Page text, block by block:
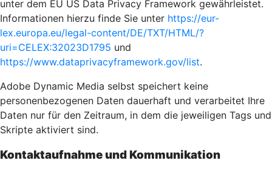
unter dem EU US Data Privacy Framework gewährleistet.
Informationen hierzu finde Sie unter https://eur-
lex.europa.eu/legal-content/DE/TXT/HTML/?
uri=CELEX:32023D1795 und
https://www.dataprivacyframework.gov/list.
Adobe Dynamic Media selbst speichert keine
personenbezogenen Daten dauerhaft und verarbeitet Ihre
Daten nur für den Zeitraum, in dem die jeweiligen Tags und
Skripte aktiviert sind.
Kontaktaufnahme und Kommunikation